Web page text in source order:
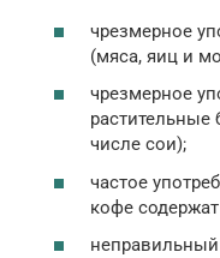
чрезмерное
(мяса, яиц и
чрезмерное
растительные
числе сои);
частое
кофе